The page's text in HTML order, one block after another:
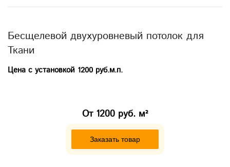
Бесщелевой двухуровневый потолок для
Ткани
Цена с установкой 1200 руб.м.п.
От 1200 руб. м²
Заказать товар